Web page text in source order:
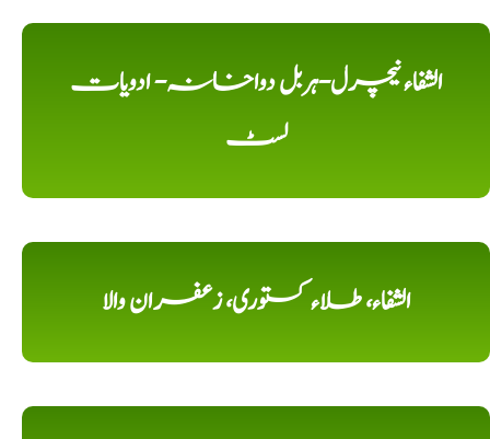
الشفاء نیچرل-ہربل دواخانہ- ادویات
لسٹ
الشفاء، طلاء کستوری، زعفران والا